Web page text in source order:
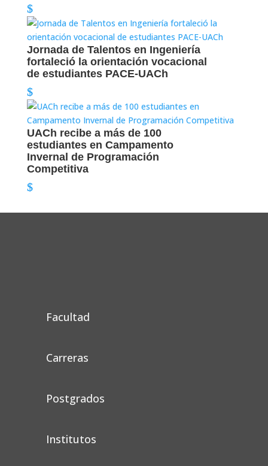
Jornada de Talentos en Ingeniería
fortaleció la orientación vocacional
de estudiantes PACE-UACh
UACh recibe a más de 100
estudiantes en Campamento
Invernal de Programación
Competitiva
Facultad
Carreras
Postgrados
Institutos